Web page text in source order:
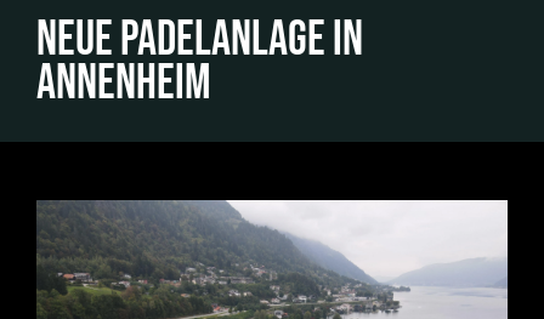
Neue Padelanlage in
Annenheim